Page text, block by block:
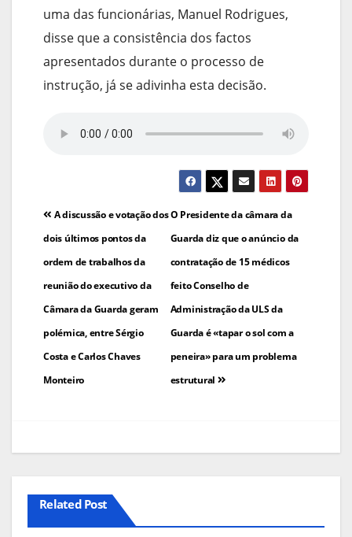
uma das funcionárias, Manuel Rodrigues,
disse que a consistência dos factos
apresentados durante o processo de
instrução, já se adivinha esta decisão.
Navegação
de
artigos
O Presidente da câmara da
Guarda diz que o anúncio da
contratação de 15 médicos
feito Conselho de
Administração da ULS da
Guarda é «tapar o sol com a
peneira» para um problema
estrutural
A discussão e votação dos
dois últimos pontos da
ordem de trabalhos da
reunião do executivo da
Câmara da Guarda geram
polémica, entre Sérgio
Costa e Carlos Chaves
Monteiro
Related Post